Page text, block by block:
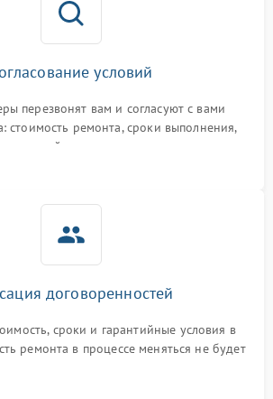
условий
перезвонят вам и согласуют с вами
стоимость ремонта, сроки выполнения,
гарантийные условия
договоренностей
сроки и гарантийные условия в
ремонта в процессе меняться не будет